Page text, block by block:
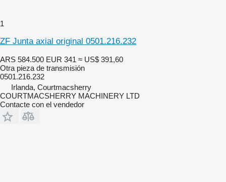
1
ZF Junta axial original 0501.216.232
ARS 584.500 EUR 341 ≈ US$ 391,60
Otra pieza de transmisión
0501.216.232
Irlanda, Courtmacsherry
COURTMACSHERRY MACHINERY LTD
Contacte con el vendedor